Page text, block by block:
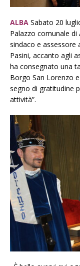
ALBA Sabato 20
Palazzo comunale
sindaco e assessore
Pasini, accanto agli
ha consegnato una
Borgo San Lorenzo
segno di gratitudine
attività”.